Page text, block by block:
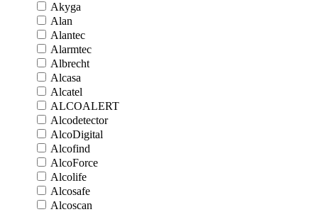
Akyga
Alan
Alantec
Alarmtec
Albrecht
Alcasa
Alcatel
ALCOALERT
Alcodetector
AlcoDigital
Alcofind
AlcoForce
Alcolife
Alcosafe
Alcoscan